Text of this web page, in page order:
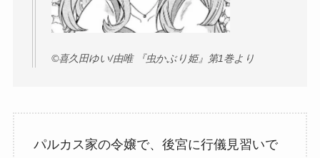
©︎喜久田ゆい/由唯 『虫かぶり姫』第1巻より
パルカス家の令嬢で、後宮に行儀見習いで